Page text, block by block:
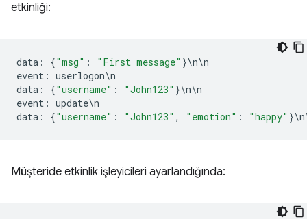
etkinliği:
data : {"msg" : "First message" }\n\n
event : userlogon\n
data : {"username" : "John123" }\n\n
event : update\n
data : {"username" : "John123" , "emotion" : "happy" }\n
Müşteride etkinlik işleyicileri ayarlandığında: